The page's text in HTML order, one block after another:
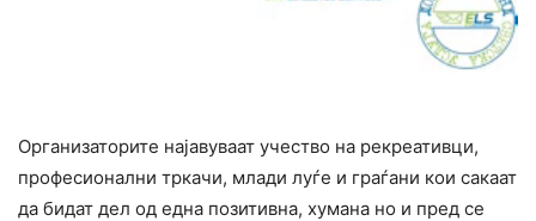
Организаторите најавуваат учество на рекреативци,
професионални тркачи, млади луѓе и граѓани кои сакаат
да бидат дел од една позитивна, хумана но и пред се